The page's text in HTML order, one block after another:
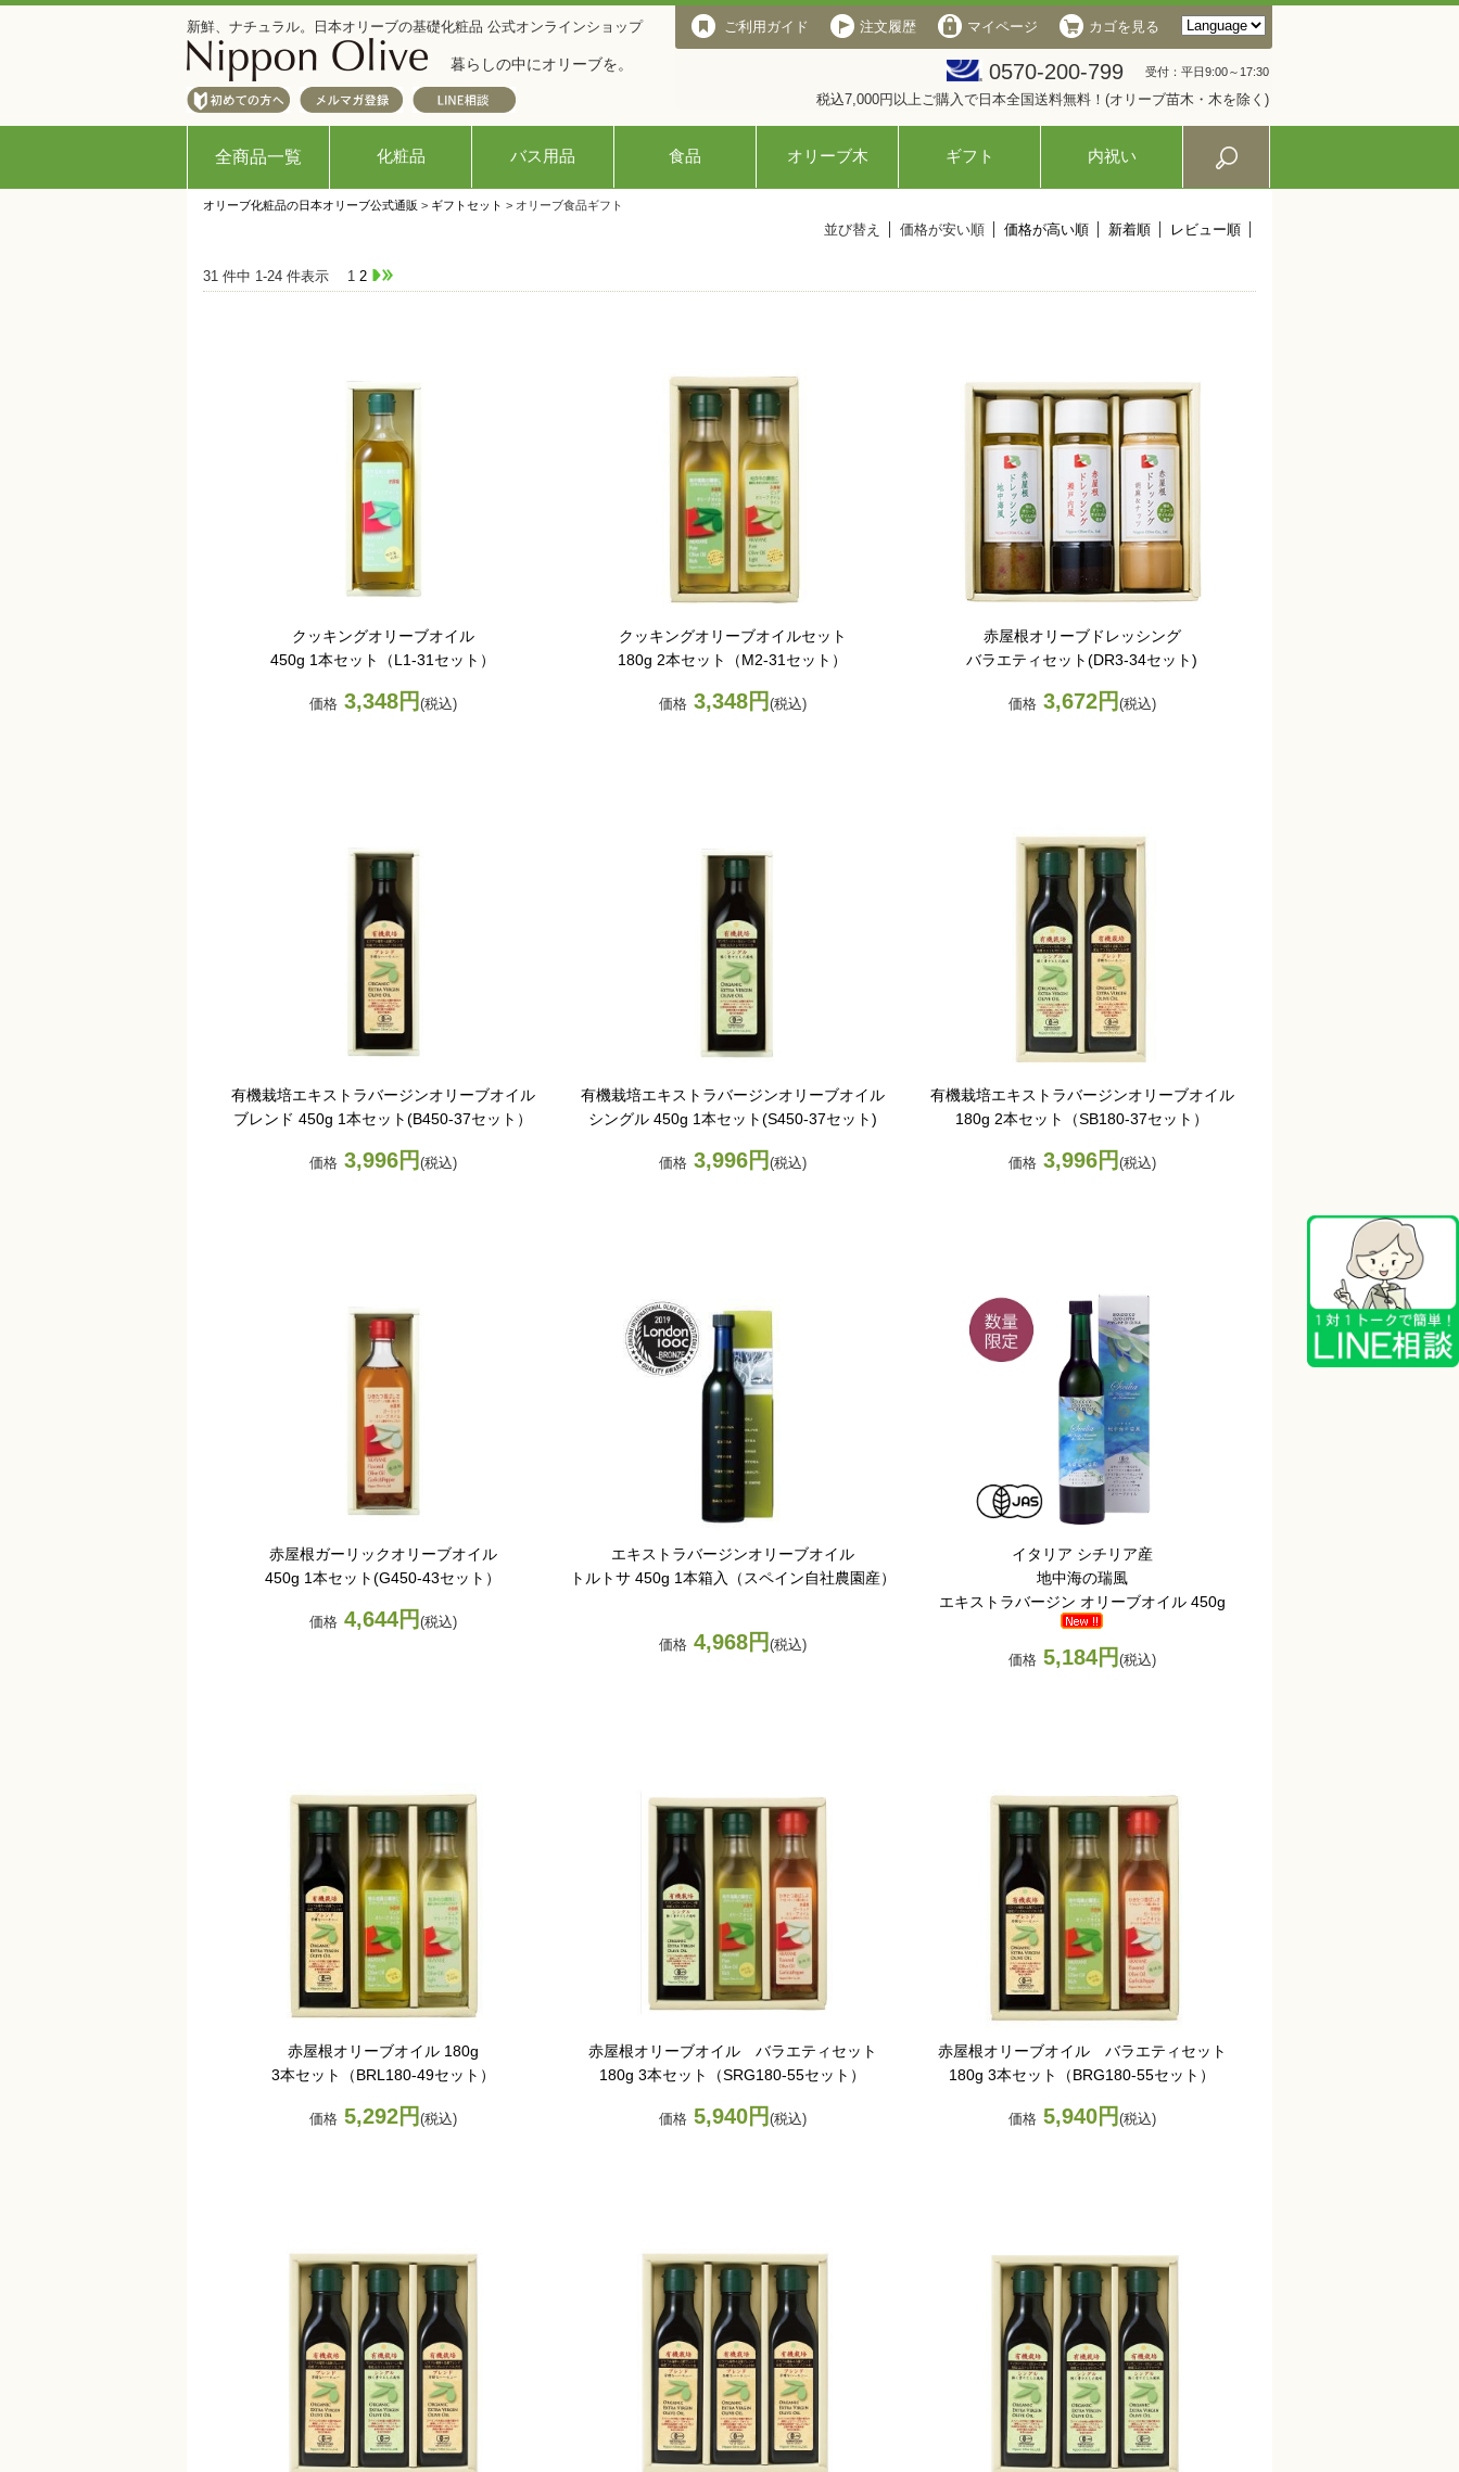
新鮮、ナチュラル。日本オリーブの基礎化粧品 公式オンラインショップ
暮らしの中にオリーブを。
ご利用ガイド 注文履歴 マイページ カゴを見る
0570-200-799 受付：平日9:00～17:30
税込7,000円以上ご購入で日本全国送料無料！(オリーブ苗木・木を除く)
全商品一覧 化粧品 バス用品 食品 オリーブ木 ギフト 内祝い
オリーブ化粧品の日本オリーブ公式通販 > ギフトセット > オリーブ食品ギフト
並び替え 価格が安い順 価格が高い順 新着順 レビュー順
31 件中 1-24 件表示 1 2
クッキングオリーブオイル
450g 1本セット（L1-31セット）
価格 3,348円(税込)
クッキングオリーブオイルセット
180g 2本セット（M2-31セット）
価格 3,348円(税込)
赤屋根オリーブドレッシング
バラエティセット(DR3-34セット)
価格 3,672円(税込)
有機栽培エキストラバージンオリーブオイル
ブレンド 450g 1本セット(B450-37セット）
価格 3,996円(税込)
有機栽培エキストラバージンオリーブオイル
シングル 450g 1本セット(S450-37セット)
価格 3,996円(税込)
有機栽培エキストラバージンオリーブオイル
180g 2本セット（SB180-37セット）
価格 3,996円(税込)
赤屋根ガーリックオリーブオイル
450g 1本セット(G450-43セット）
価格 4,644円(税込)
エキストラバージンオリーブオイル
トルトサ 450g 1本箱入（スペイン自社農園産）
価格 4,968円(税込)
イタリア シチリア産
地中海の瑞風
エキストラバージン オリーブオイル 450g
価格 5,184円(税込)
赤屋根オリーブオイル 180g
3本セット（BRL180-49セット）
価格 5,292円(税込)
赤屋根オリーブオイル バラエティセット
180g 3本セット（SRG180-55セット）
価格 5,940円(税込)
赤屋根オリーブオイル バラエティセット
180g 3本セット（BRG180-55セット）
価格 5,940円(税込)